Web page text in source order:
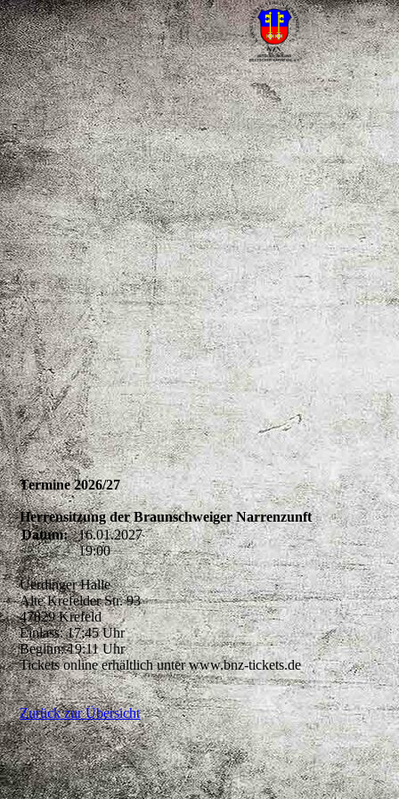
Termine 2026/27
Herrensitzung der Braunschweiger Narrenzunft
Datum:
16.01.2027
19:00
Uerdinger Halle
Alte Krefelder Str. 93
47829 Krefeld
Einlass: 17:45 Uhr
Beginn: 19:11 Uhr
Tickets online erhältlich unter www.bnz-tickets.de
Zurück zur Übersicht